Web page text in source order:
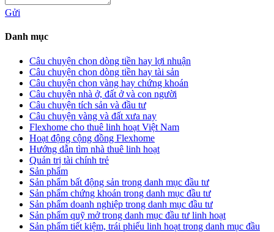
Gửi
Danh mục
Câu chuyện chọn dòng tiền hay lợi nhuận
Câu chuyện chọn dòng tiền hay tài sản
Câu chuyện chọn vàng hay chứng khoán
Câu chuyện nhà ở, đất ở và con người
Câu chuyện tích sản và đầu tư
Câu chuyện vàng và đất xưa nay
Flexhome cho thuê linh hoạt Việt Nam
Hoạt động cộng đồng Flexhome
Hướng dẫn tìm nhà thuê linh hoạt
Quản trị tài chính trẻ
Sản phẩm
Sản phẩm bất động sản trong danh mục đầu tư
Sản phẩm chứng khoán trong danh mục đầu tư
Sản phẩm doanh nghiệp trong danh mục đầu tư
Sản phẩm quỹ mở trong danh mục đầu tư linh hoạt
Sản phẩm tiết kiệm, trái phiếu linh hoạt trong danh mục đầu